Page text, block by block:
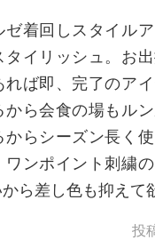
ゼ着回しスタイル
タイリッシュ。お
れば即、完了のア
ら会食の場もル
からシーズン長く
ワンポイント刺繍
ら差し色も抑えて
投